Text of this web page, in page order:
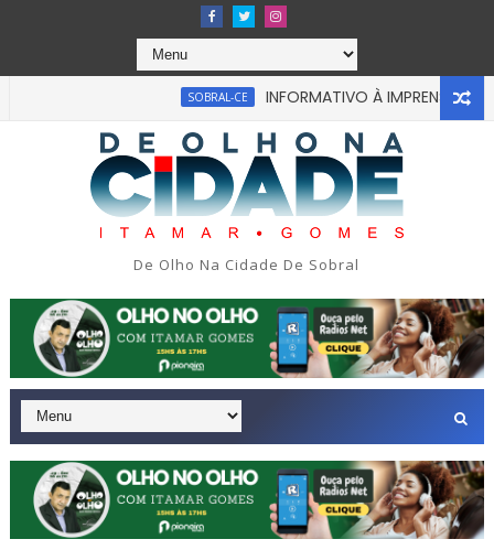
SOBRAL-CE INFORMATIVO À IMPRENSA CEARÁ
De Olho Na Cidade De Sobral